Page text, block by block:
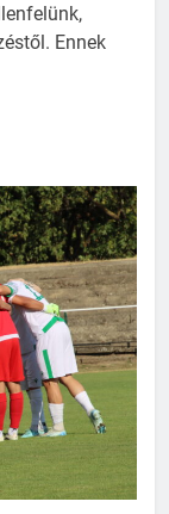
Ennek